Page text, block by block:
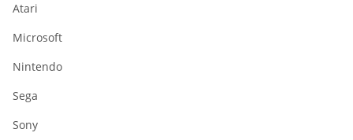
Atari
Microsoft
Nintendo
Sega
Sony